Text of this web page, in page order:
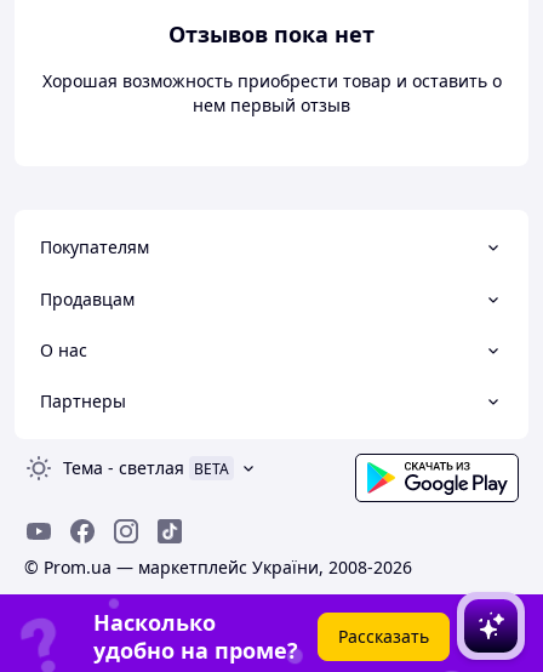
Отзывов пока нет
Хорошая возможность приобрести товар и оставить о
нем первый отзыв
Покупателям
Продавцам
О нас
Партнеры
Тема - светлая BETA
© Prom.ua — маркетплейс України, 2008-2026
Насколько
удобно на проме?
Рассказать